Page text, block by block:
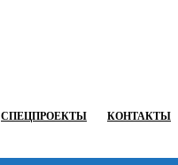
СПЕЦПРОЕКТЫ КОНТАКТЫ